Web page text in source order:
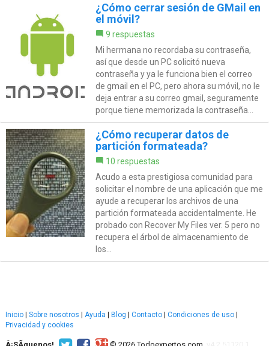
¿Cómo cerrar sesión de GMail en
el móvil?
9 respuestas
Mi hermana no recordaba su contraseña,
así que desde un PC solicitó nueva
contraseña y ya le funciona bien el correo
de gmail en el PC, pero ahora su móvil, no le
deja entrar a su correo gmail, seguramente
porque tiene memorizada la contraseña...
¿Cómo recuperar datos de
partición formateada?
10 respuestas
Acudo a esta prestigiosa comunidad para
solicitar el nombre de una aplicación que me
ayude a recuperar los archivos de una
partición formateada accidentalmente. He
probado con Recover My Files ver. 5 pero no
recupera el árbol de almacenamiento de
los...
Inicio Sobre nosotros Ayuda Blog Contacto Condiciones de uso
Privacidad y cookies
Â¡SÃ­guenos! © 2026 Todoexpertos.com.